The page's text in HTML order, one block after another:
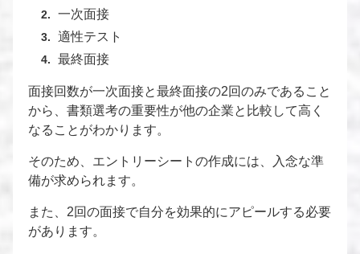
一次面接
適性テスト
最終面接
面接回数が一次面接と最終面接の2回のみであること
から、書類選考の重要性が他の企業と比較して高く
なることがわかります。
そのため、エントリーシートの作成には、入念な準
備が求められます。
また、2回の面接で自分を効果的にアピールする必要
があります。